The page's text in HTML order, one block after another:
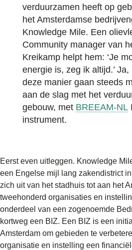
Partnernieuws
verduurzamen heeft op
het Amsterdamse
Knowledge Mile. Een
Community manager van
Kreikamp helpt hem: ‘Je
energie is, zeg ik altijd.’
deze manier gaan steeds
aan de slag met het
gebouw, met BREEAM-NL
instrument.
Eerst even uitleggen. Knowledge
een Engelse mijl lang zakendistrict
zich uit van het stadhuis tot aan het
tweehonderd organisaties en
onderdeel van een zogenoemde
kortweg een BIZ. Een BIZ is een
Amsterdam om gebieden te
organisatie en instelling een